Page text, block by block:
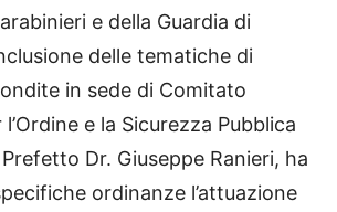
e della Guardia di
delle tematiche di
in sede di Comitato
e la Sicurezza Pubblica
Dr. Giuseppe Ranieri, ha
ordinanze l’attuazione